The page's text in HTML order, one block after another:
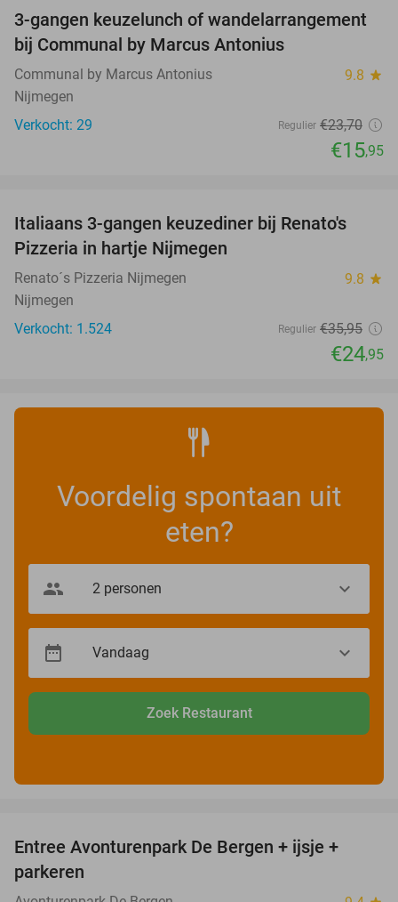
33%
3-gangen keuzelunch of wandelarrangement
bij Communal by Marcus Antonius
Communal by Marcus Antonius 9.8 star
Nijmegen
Verkocht: 29
Regulier €23,70
€15,95
31%
Italiaans 3-gangen keuzediner bij Renato's
Pizzeria in hartje Nijmegen
Renato´s Pizzeria Nijmegen 9.8 star
Nijmegen
Verkocht: 1.524
Regulier €35,95
€24,95
Voordelig spontaan uit
eten?
Zoek Restaurant
Entree Avonturenpark De Bergen + ijsje +
parkeren